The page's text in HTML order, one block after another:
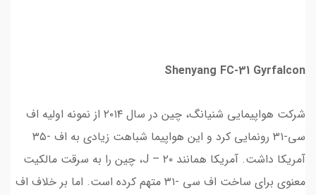
Shenyang FC-31 Gyrfalcon
شرکت هواپیمایی شنیانگ، چین در سال ۲۰۱۴ از نمونه اولیه اف
سی-۳۱ رونمایی کرد و این هواپیما شباهت زیادی به اف -۳۵
آمریکا داشت. آمریکا همانند J – ۲۰، چین را به سرقت مالکیت
معنوی برای ساخت اف سی -۳۱ متهم کرده است. اما بر خلاف اف